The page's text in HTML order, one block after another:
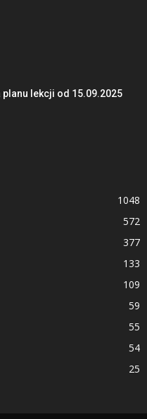
planu lekcji od 15.09.2025
1048
572
377
133
109
59
55
54
25